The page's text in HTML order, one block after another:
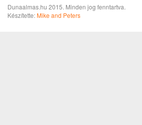
Dunaalmas.hu 2015. Minden jog fenntartva.
Készítette:Mike and Peters